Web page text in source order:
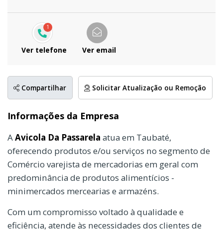
1
Ver telefone Ver email
Compartilhar Solicitar Atualização ou Remoção
Informações da Empresa
A Avicola Da Passarela atua em Taubaté,
oferecendo produtos e/ou serviços no segmento de
Comércio varejista de mercadorias em geral com
predominância de produtos alimentícios -
minimercados mercearias e armazéns.
Com um compromisso voltado à qualidade e
eficiência, atende às necessidades dos clientes de